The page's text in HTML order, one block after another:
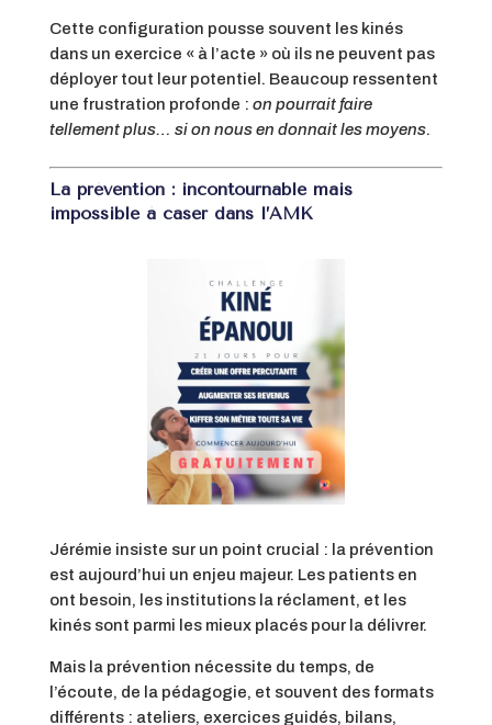
Cette configuration pousse souvent les kinés
dans un exercice « à l’acte » où ils ne peuvent pas
déployer tout leur potentiel. Beaucoup ressentent
une frustration profonde : on pourrait faire
tellement plus… si on nous en donnait les moyens.
La prévention : incontournable mais
impossible à caser dans l’AMK
Jérémie insiste sur un point crucial : la prévention
est aujourd’hui un enjeu majeur. Les patients en
ont besoin, les institutions la réclament, et les
kinés sont parmi les mieux placés pour la délivrer.
Mais la prévention nécessite du temps, de
l’écoute, de la pédagogie, et souvent des formats
différents : ateliers, exercices guidés, bilans,